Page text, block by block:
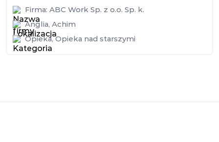
Firma: ABC Work Sp. z o.o. Sp. k.
Anglia, Achim
Opieka, Opieka nad starszymi